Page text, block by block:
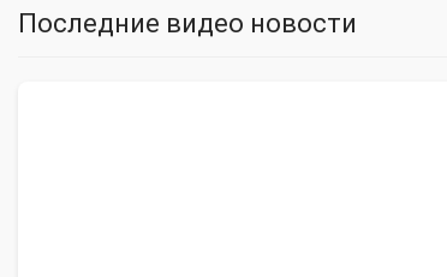
Последние видео новости